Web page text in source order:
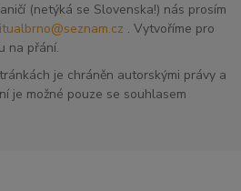
(netýká se Slovenska!) nás prosím
. Vytvoříme pro
na přání.
je chráněn autorskými právy a
je možné pouze se souhlasem